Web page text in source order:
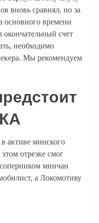
вновь сравнял, но за
основного времени
счет
необходимо
Мы рекомендуем
активе минского
отрезке смог
минчан
а Локомотиву